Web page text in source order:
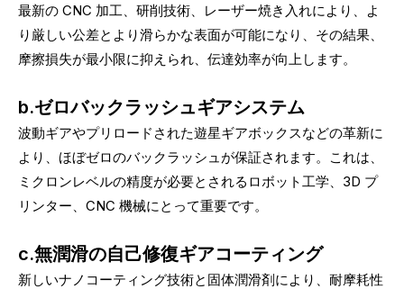
最新の CNC 加工、研削技術、レーザー焼き入れにより、よ
り厳しい公差とより滑らかな表面が可能になり、その結果、
摩擦損失が最小限に抑えられ、伝達効率が向上します。
b.ゼロバックラッシュギアシステム
波動ギアやプリロードされた遊星ギアボックスなどの革新に
より、ほぼゼロのバックラッシュが保証されます。これは、
ミクロンレベルの精度が必要とされるロボット工学、3D プ
リンター、CNC 機械にとって重要です。
c.無潤滑の自己修復ギアコーティング
新しいナノコーティング技術と固体潤滑剤により、耐摩耗性